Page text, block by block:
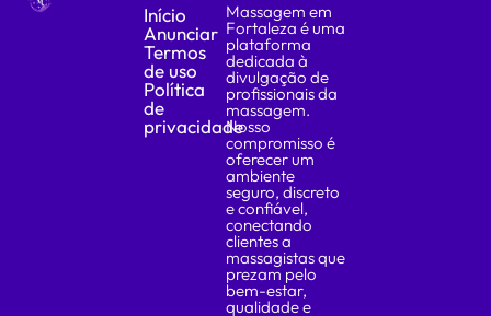
Início
Anunciar
Termos
de uso
Política
de
privacidade
Massagem em
Fortaleza é uma
plataforma
dedicada à
divulgação de
profissionais da
massagem.
Nosso
compromisso é
oferecer um
ambiente
seguro, discreto
e confiável,
conectando
clientes a
massagistas que
prezam pelo
bem-estar,
qualidade e